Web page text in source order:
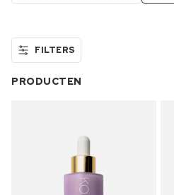
FILTERS
PRODUCTEN